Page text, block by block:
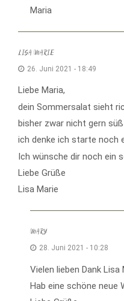
Maria
LISA MARIE
26. Juni 2021 - 18:49
Liebe Maria,
dein Sommersalat sieht
bisher zwar nicht gern
ich denke ich starte noch
Ich wünsche dir noch ein
Liebe Grüße
Lisa Marie
MARY
28. Juni 2021 - 10:28
Vielen lieben Dank Lisa
Hab eine schöne neue